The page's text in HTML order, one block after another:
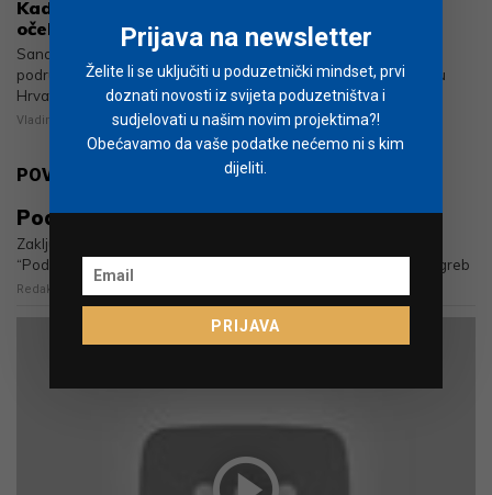
Kada odlučiš živjeti svoje snove, a ne tuđa
očekivanja
Sandra Mihelčić jedna je od najprepoznatljivijih poduzetnica u
području poslovnih medija, edukacije i poslovnog umrežavanja u
Hrvatskoj
Vladimir Mihajlović 7 min
POVEZANO
Poduzetnički mindset: Zemlja prilika ‪2023.
Zaključeno je to u pozitivnom ozračju pete konferencije
“Poduzetnički mindset: Zemlja prilika”, održane 10.10. u HNK Zagreb
Redakcija
Prijava na newsletter
Želite li se uključiti u poduzetnički mindset, prvi
doznati novosti iz svijeta poduzetništva i
sudjelovati u našim novim projektima?!
Obećavamo da vaše podatke nećemo ni s kim
dijeliti.
PRIJAVA